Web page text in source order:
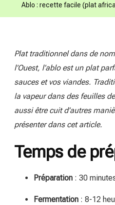
Ablo : recette facile (plat
Plat traditionnel dans de
l’Ouest, l’ablo est un plat
sauces et vos viandes.
la vapeur dans des feuilles
aussi être cuit d’autres
présenter dans cet article.
Temps de
Préparation : 30
Fermentation : 8-12